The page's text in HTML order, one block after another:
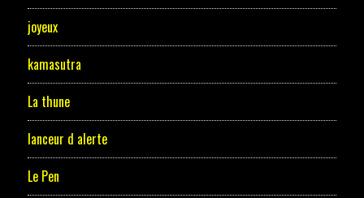
joyeux
kamasutra
La thune
lanceur d alerte
Le Pen